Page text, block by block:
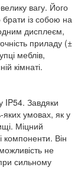
вагу. Його
брати із собою на
дисплеєм,
приладу (±
меблів,
кімнаті.
IP54. Завдяки
умовах, як у
Міцний
компоненти. Він
не
сильному